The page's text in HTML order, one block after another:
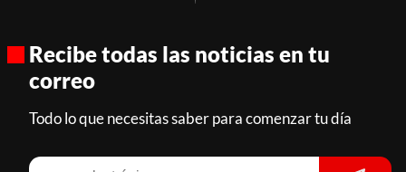
Recibe todas las noticias en tu
correo
Todo lo que necesitas saber para comenzar tu día